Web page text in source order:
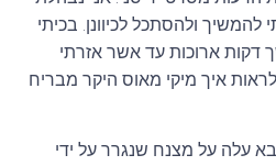
ולהסתכל לכיוונן. בכיתי
דקות ארוכות עד אשר אזרתי
איך מיקי מאוס היקר מבריח
אבא עלה על מצנח שנגרר על ידי